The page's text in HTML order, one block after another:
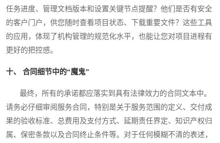
任务进度、管理文档版本和设置关键节点提醒？他们是否有安全
的客户门户，供您随时查看项目状态、下载重要文件？这些工具
的应用，体现了机构管理的规范化水平，也能让您对项目进程有
更好的把控感。
十、 合同细节中的“魔鬼”
最终，所有的承诺都应落实到具有法律效力的合同文本中。
请务必仔细审阅服务合同，特别是关于服务范围的定义、交付成
果的验收标准、总费用及支付方式、延期责任界定、知识产权归
属、保密条款以及合同终止条件等。对于任何模糊不清的表述，